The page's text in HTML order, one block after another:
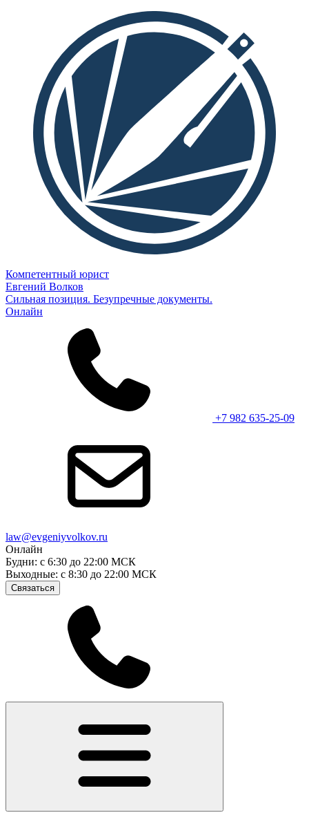
Компетентный юрист
Евгений Волков
Сильная позиция. Безупречные документы.
Онлайн
+7 982 635-25-09
law@evgeniyvolkov.ru
Онлайн
Будни: с 6:30 до 22:00 МСК
Выходные: с 8:30 до 22:00 МСК
Связаться